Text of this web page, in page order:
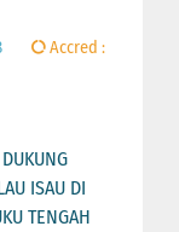
Accred :
ISAU DI
TENGAH